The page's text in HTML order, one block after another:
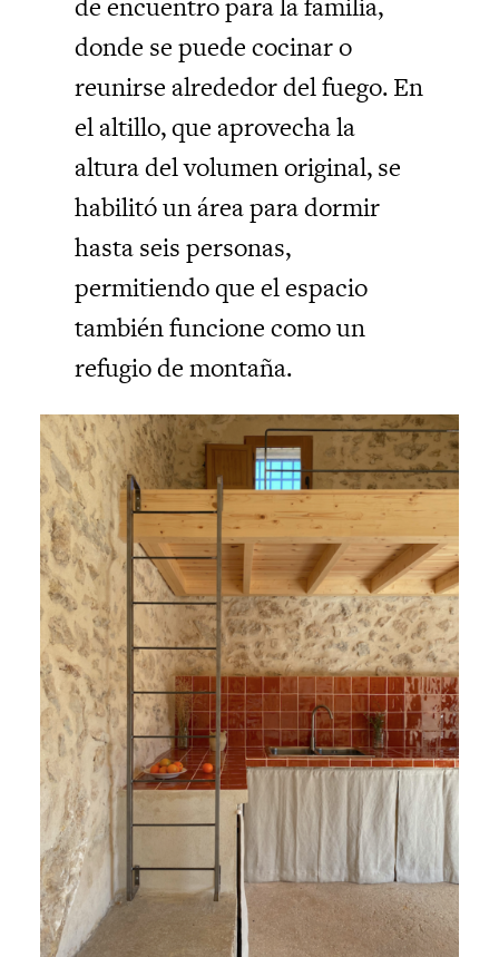
donde se puede cocinar o
reunirse alrededor del fuego. En
el altillo, que aprovecha la
altura del volumen original, se
habilitó un área para dormir
hasta seis personas,
permitiendo que el espacio
también funcione como un
refugio de montaña.